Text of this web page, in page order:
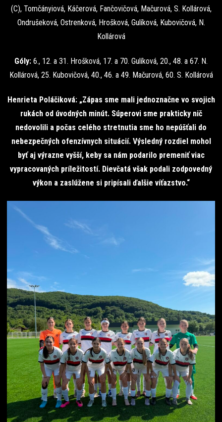
(C), Tomčányiová, Káčerová, Fančovičová, Mačurová, S. Kollárová,
Ondrušeková, Ostrenková, Hrošková, Gulíková, Kubovičová, N.
Kollárová
Góly: 6., 12. a 31. Hrošková, 17. a 70. Gulíková, 20., 48. a 67. N.
Kollárová, 25. Kubovičová, 40., 46. a 49. Mačurová, 60. S. Kollárová
Henrieta Poláčiková: „Zápas sme mali jednoznačne vo svojich
rukách od úvodných minút. Súperovi sme prakticky nič
nedovolili a počas celého stretnutia sme ho nepúšťali do
nebezpečných ofenzívnych situácií. Výsledný rozdiel mohol
byť aj výrazne vyšší, keby sa nám podarilo premeniť viac
vypracovaných príležitostí. Dievčatá však podali zodpovedný
výkon a zaslúžene si pripísali ďalšie víťazstvo.“